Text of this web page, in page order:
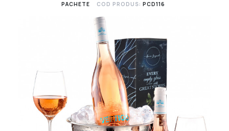
PACHETE COD PRODUS: PCD116